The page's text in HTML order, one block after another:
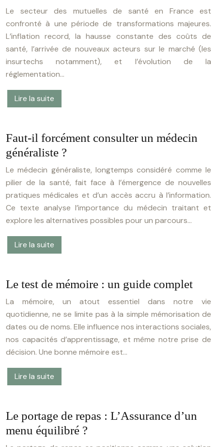
Le secteur des mutuelles de santé en France est
confronté à une période de transformations majeures.
L’inflation record, la hausse constante des coûts de
santé, l’arrivée de nouveaux acteurs sur le marché (les
insurtechs notamment), et l’évolution de la
réglementation…
Lire la suite
Faut-il forcément consulter un médecin
généraliste ?
Le médecin généraliste, longtemps considéré comme le
pilier de la santé, fait face à l’émergence de nouvelles
pratiques médicales et d’un accès accru à l’information.
Ce texte analyse l’importance du médecin traitant et
explore les alternatives possibles pour un parcours…
Lire la suite
Le test de mémoire : un guide complet
La mémoire, un atout essentiel dans notre vie
quotidienne, ne se limite pas à la simple mémorisation de
dates ou de noms. Elle influence nos interactions sociales,
nos capacités d’apprentissage, et même notre prise de
décision. Une bonne mémoire est…
Lire la suite
Le portage de repas : L’Assurance d’un
menu équilibré ?